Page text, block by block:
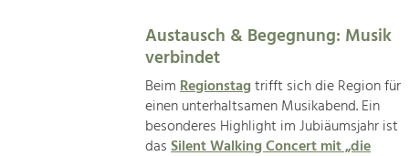
Austausch & Begegnung: Musik
verbindet
BeimRegionstagtrifft sich die Region für
einen unterhaltsamen Musikabend. Ein
besonderes Highlight im Jubiäumsjahr ist
dasSilent Walking Concert mit „die